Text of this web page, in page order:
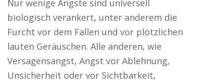
Nur wenige Ängste sind universell
biologisch verankert, unter anderem die
Furcht vor dem Fallen und vor plötzlichen
lauten Geräuschen. Alle anderen, wie
Versagensangst, Angst vor Ablehnung,
Unsicherheit oder vor Sichtbarkeit,